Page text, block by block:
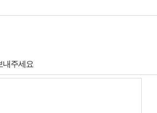
내주세요